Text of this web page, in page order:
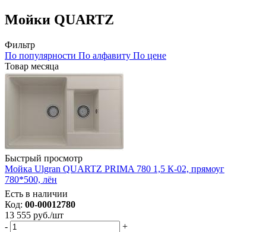
Мойки QUARTZ
Фильтр
По популярности По алфавиту По цене
Товар месяца
Быстрый просмотр
Мойка Ulgran QUARTZ PRIMA 780 1,5 К-02, прямоуг
780*500, лён
Есть в наличии
Код: 00-00012780
13 555 руб./шт
-
+